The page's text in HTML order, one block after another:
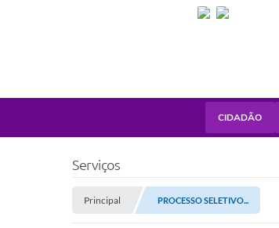
CIDADÃO
Serviços
Principal PROCESSO SELETIVO...